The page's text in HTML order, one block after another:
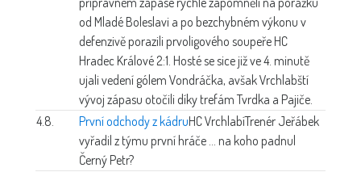
od Mladé Boleslavi a po bezchybném výkonu v
defenzivě porazili prvoligového soupeře HC
Hradec Králové 2:1. Hosté se sice již ve 4. minutě
ujali vedení gólem Vondráčka, avšak Vrchlabští
vývoj zápasu otočili díky trefám Tvrdka a Pajiče.
4.8.
První odchody z kádruHC VrchlabíTrenér Jeřábek
vyřadil z týmu první hráče ... na koho padnul
Černý Petr?